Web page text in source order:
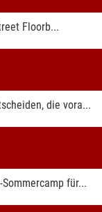
Floorb...
die vora...
für...